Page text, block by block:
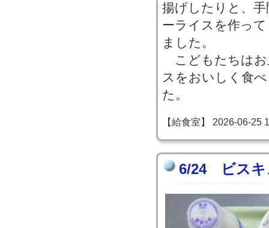
揚げしたりと、
ーライスを作っ
ました。
こどもたちはお
スをおいしく食
た。
【給食室】 2026-06-25
6/24 ビスキ